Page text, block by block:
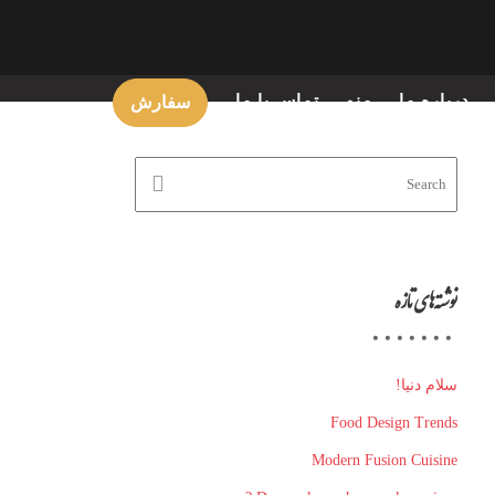
سفارش درباره ما منو تماس با ما
نوشته‌های تازه
سلام دنیا!
Food Design Trends
Modern Fusion Cuisine